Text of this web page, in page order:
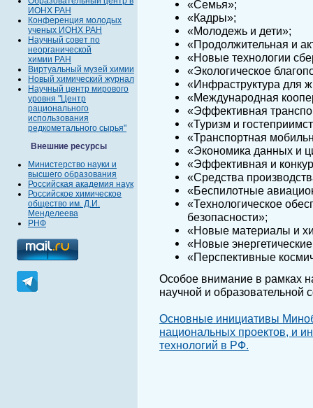
ИОНХ РАН
Конференция молодых
ученых ИОНХ РАН
Научный совет по
неорганической
химии РАН
Виртуальный музей химии
Новый химический журнал
Научный центр мирового
уровня "Центр
рационального
использования
редкометального сырья"
Внешние ресурсы
Министерство науки и
высшего образования
Российская академия наук
Российское химическое
общество им. Д.И.
Менделеева
РНФ
«Семья»;
«Кадры»;
«Молодежь и дети»;
«Продолжительная и
«Новые технологии
«Экологическое
«Инфраструктура для
«Международная
«Эффективная
«Туризм и
«Транспортная
«Экономика данных и
«Эффективная и
«Средства
«Беспилотные
«Технологическое
безопасности»;
«Новые материалы и
«Новые
«Перспективные
Особое внимание в рамках
научной и образовательной
Основные инициативы
национальных проектов, и
технологий в РФ.